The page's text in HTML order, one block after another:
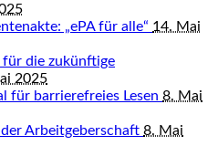
„ePA für alle“ 14. Mai
für die zukünftige
2025
für barrierefreies Lesen 8. Mai
Arbeitgeberschaft 8. Mai